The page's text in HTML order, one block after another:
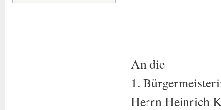
An die
1.
Herrn Heinrich